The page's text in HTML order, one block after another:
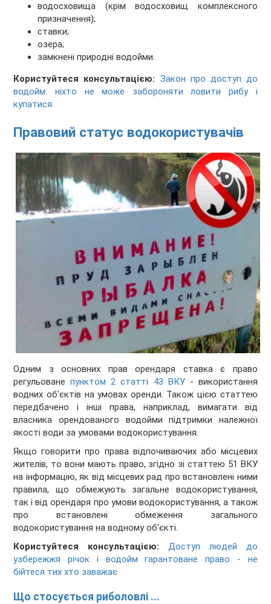
водосховища (крім водосховищ комплексного
призначення);
ставки;
озера;
замкнені природні водойми.
Користуйтеся консультацією: Закон про доступ до
водойм: ніхто не може забороняти ловити рибу і
купатися
Правовий статус водокористувачів
Одним з основних прав орендаря ставка є право
регульованепунктом 2 статті 43 ВКУ- використання
водних об'єктів на умовах оренди. Також цією статтею
передбачено і інші права, наприклад, вимагати від
власника орендованого водойми підтримки належної
якості води за умовами водокористування.
Якщо говорити про права відпочиваючих або місцевих
жителів, то вони мають право, згідно зі статтею 51 ВКУ
на інформацію, як від місцевих рад про встановлені ними
правила, що обмежують загальне водокористування,
так і від орендаря про умови водокористування, а також
про встановлені обмеження загального
водокористування на водному об'єкті.
Користуйтеся консультацією:
Доступ людей до
узбережжя річок і водойм гарантоване право - не
бійтеся тих хто заважає
Що стосується риболовлі ...